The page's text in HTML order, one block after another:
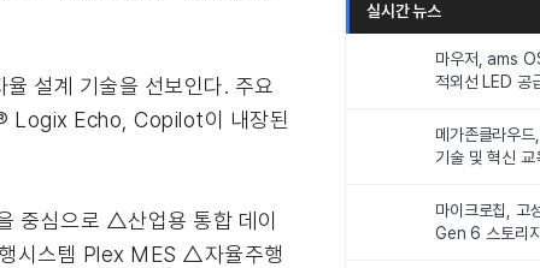
설계 기술을 선보인다. 주요
Logix Echo, Copilot이 내장된
중심으로 △산업용 통합 데이
시스템 Plex MES △자율주행
실시간 뉴스
마우저, ams
적외선 LED 공
메가존클라우드
기술 및 혁신
마이크로칩, 고
Gen 6 스토리